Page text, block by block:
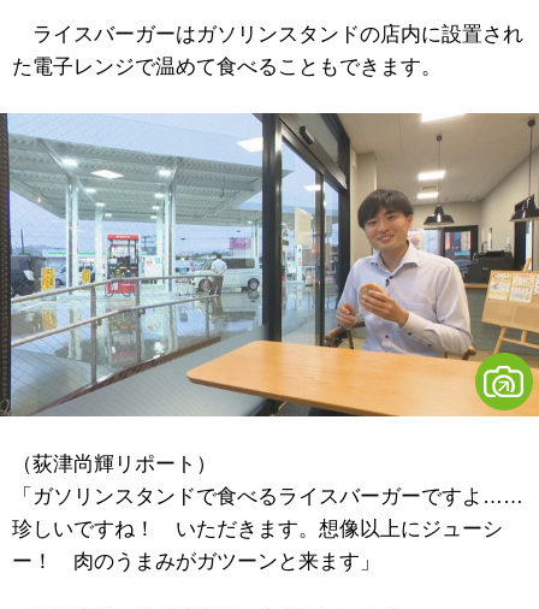
ライスバーガーはガソリンスタンドの店内に設置され
た電子レンジで温めて食べることもできます。
（荻津尚輝リポート）
「ガソリンスタンドで食べるライスバーガーですよ……
珍しいですね！ いただきます。想像以上にジューシ
ー！ 肉のうまみがガツーンと来ます」